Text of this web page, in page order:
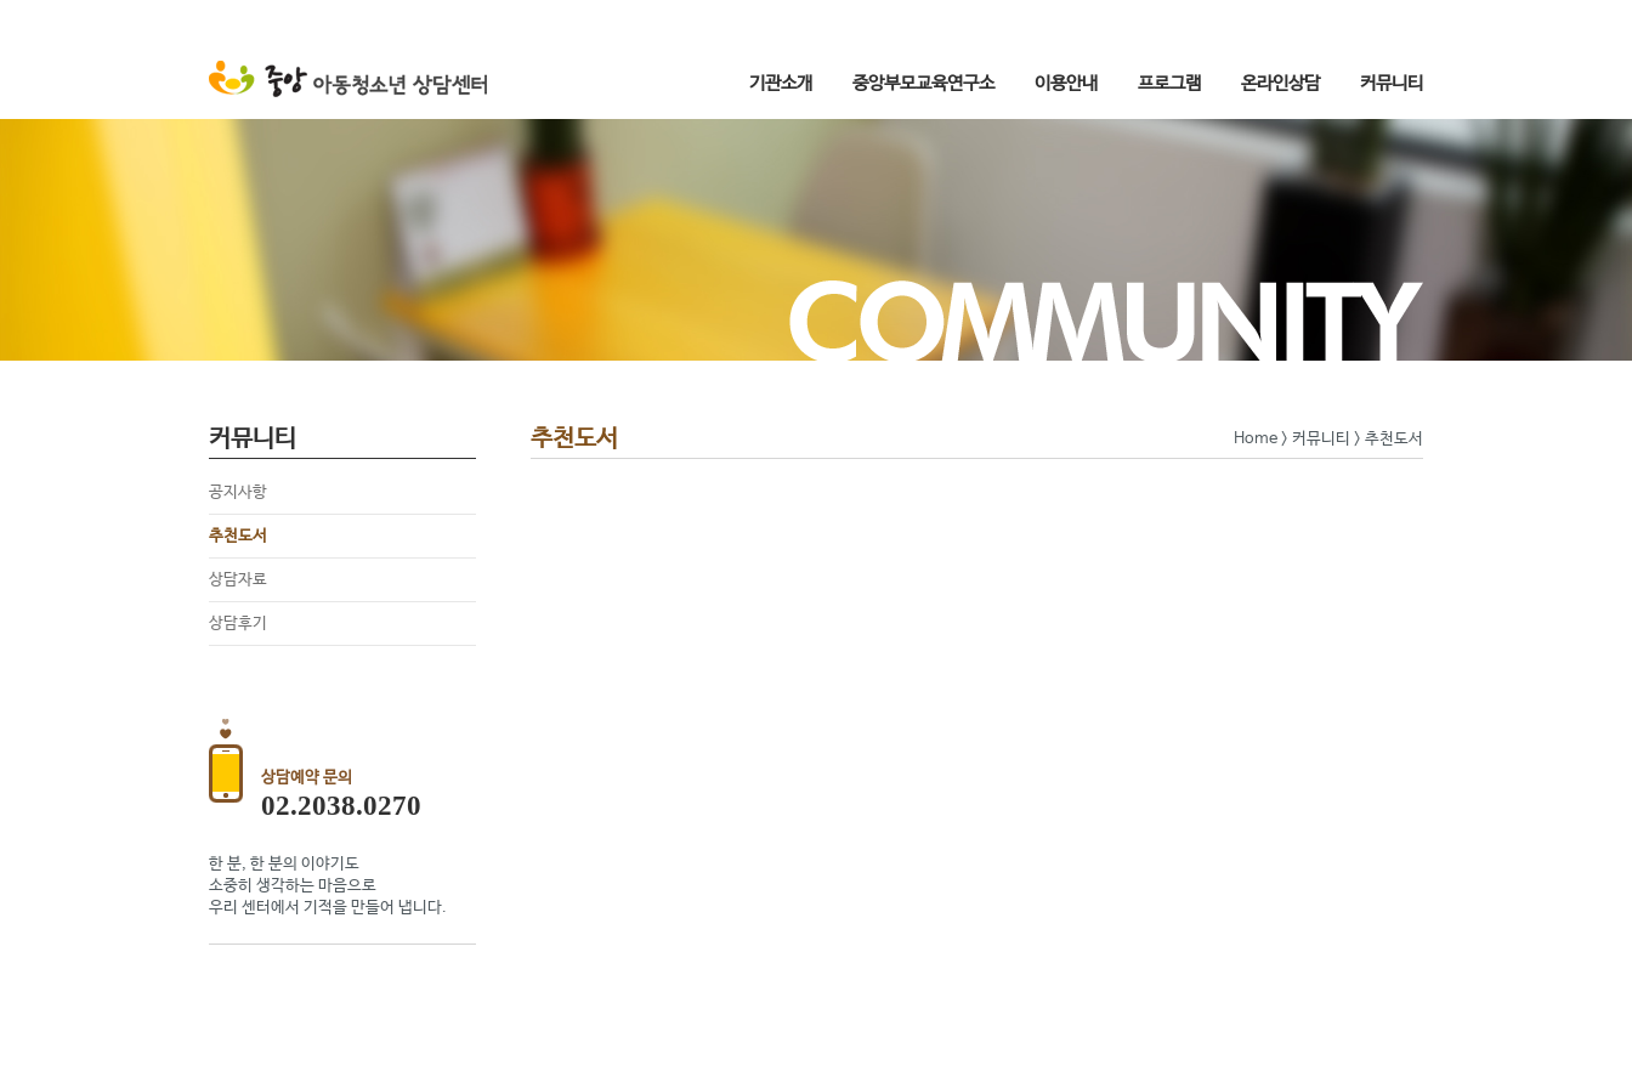
기관소개 중앙부모교육연구소 이용안내 프로그램 온라인상담 커뮤니티
커뮤니티
공지사항
추천도서
상담자료
상담후기
상담예약 문의
02.2038.0270
한 분, 한 분의 이야기도
소중히 생각하는 마음으로
우리 센터에서 기적을 만들어 냅니다.
추천도서 Home > 커뮤니티 > 추천도서